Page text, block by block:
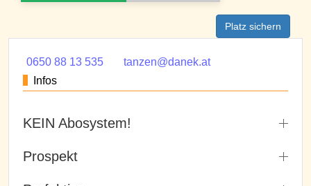
Platz sichern
0650 88 13 535
tanzen@danek.at
Infos
KEIN Abosystem!
Prospekt